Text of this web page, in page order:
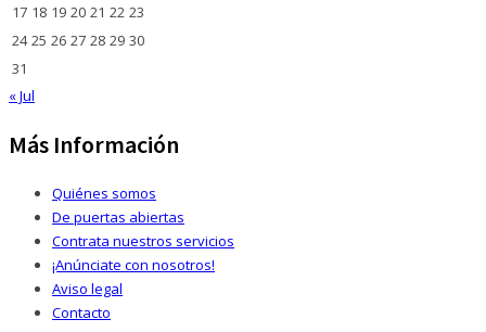
17 18 19 20 21 22 23
24 25 26 27 28 29 30
31
« Jul
Más Información
Quiénes somos
De puertas abiertas
Contrata nuestros servicios
¡Anúnciate con nosotros!
Aviso legal
Contacto